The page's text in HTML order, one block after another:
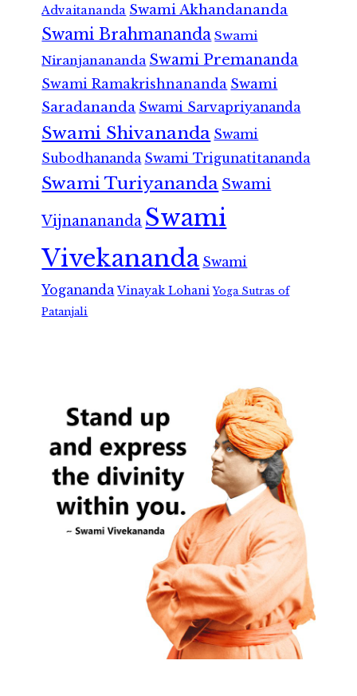
Advaitananda Swami Akhandananda
Swami Brahmananda Swami
Niranjanananda Swami Premananda
Swami Ramakrishnananda Swami
Saradananda Swami Sarvapriyananda
Swami Shivananda Swami
Subodhananda Swami Trigunatitananda
Swami Turiyananda Swami
Vijnanananda Swami
Vivekananda Swami
Yogananda Vinayak Lohani Yoga Sutras of
Patanjali